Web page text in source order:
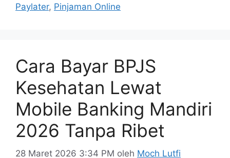
Paylater, Pinjaman Online
Cara Bayar BPJS
Kesehatan Lewat
Mobile Banking Mandiri
2026 Tanpa Ribet
28 Maret 2026 3:34 PM oleh Moch Lutfi